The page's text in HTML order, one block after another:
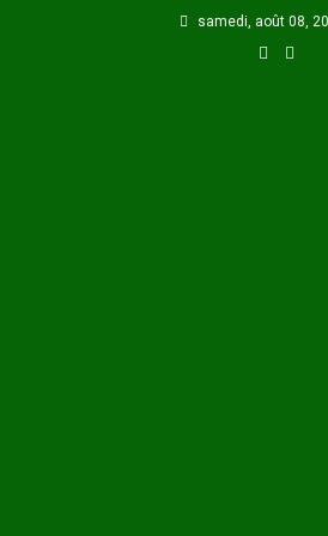
samedi, août 08,